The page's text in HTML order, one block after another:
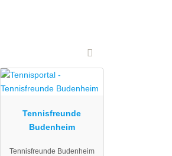
Tennisfreunde
Budenheim
Tennisfreunde Budenheim